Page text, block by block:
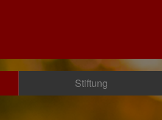
Stiftung